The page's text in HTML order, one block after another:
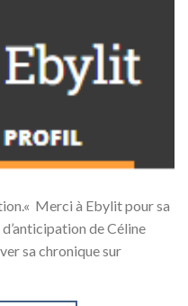
Merci à Ebylit pour sa
de Céline
sa chronique sur